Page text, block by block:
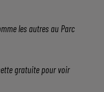
les autres au Parc
gratuite pour voir